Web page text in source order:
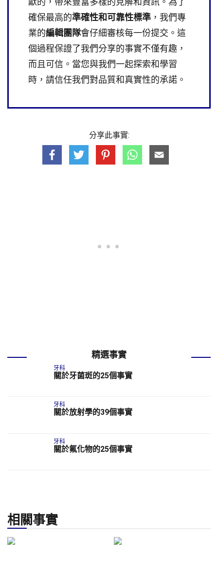
確保最高的準確性和可靠性標準 ，我們專
業的編輯團隊會仔細審核每一份提交。這
個過程保證了我們分享的事實不僅有趣，
而且可信。當您與我們一起探索和學習
時，請信任我們對品質和真實性的承諾。
分享此事實:
精選事實
牙科
關於牙菌斑的25個事實
牙科
關於放射學的39個事實
牙科
關於氟化物的25個事實
相關事實